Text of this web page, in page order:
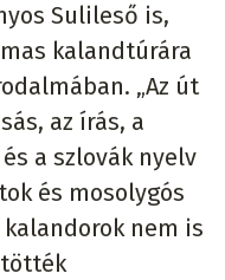
Sulileső is,
kalandtúrára
„Az út
az írás, a
a szlovák nyelv
és mosolygós
nem is